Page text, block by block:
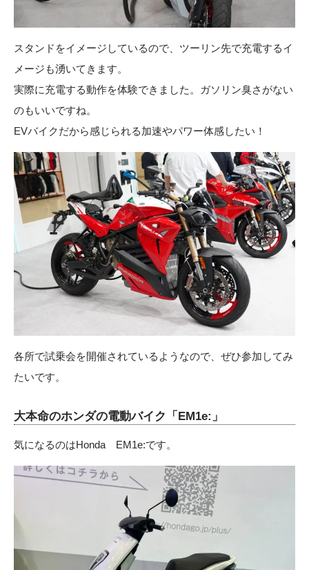
スタンドをイメージしているので、ツーリン先で充電するイ
メージも湧いてきます。
実際に充電する動作を体験できました。ガソリン臭さがない
のもいいですね。
EVバイクだから感じられる加速やパワー体感したい！
各所で試乗会を開催されているようなので、ぜひ参加してみ
たいです。
大本命のホンダの電動バイク「EM1e:」
気になるのはHonda EM1e:です。